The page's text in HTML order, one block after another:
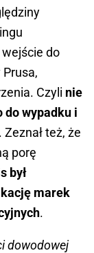
wejście do
Czyli nie
do wypadku i
. Zeznał też, że
porę
był
marek
.
dowodowej